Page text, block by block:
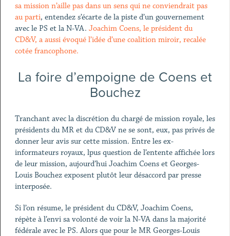
sa mission n’aille pas dans un sens qui ne conviendrait pas
au parti, entendez s’écarte de la piste d’un gouvernement
avec le PS et la N-VA. Joachim Coens, le président du
CD&V, a aussi évoqué l’idée d’une coalition miroir, recalée
cotée francophone.
La foire d’empoigne de Coens et
Bouchez
Tranchant avec la discrétion du chargé de mission royale, les
présidents du MR et du CD&V ne se sont, eux, pas privés de
donner leur avis sur cette mission. Entre les ex-
informateurs royaux, lpus question de l’entente affichée lors
de leur mission, aujourd’hui Joachim Coens et Georges-
Louis Bouchez exposent plutôt leur désaccord par presse
interposée.
Si l’on résume, le président du CD&V, Joachim Coens,
répète à l’envi sa volonté de voir la N-VA dans la majorité
fédérale avec le PS. Alors que pour le MR Georges-Louis